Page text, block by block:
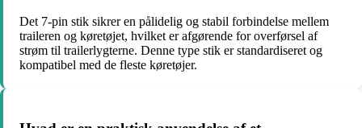
Det 7-pin stik sikrer en pålidelig og stabil forbindelse mellem
traileren og køretøjet, hvilket er afgørende for overførsel af
strøm til trailerlygterne. Denne type stik er standardiseret og
kompatibel med de fleste køretøjer.